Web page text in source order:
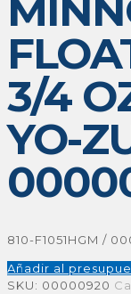
3/4
YO-
810-F1051HGM /
Añadir al
SKU: 00000920